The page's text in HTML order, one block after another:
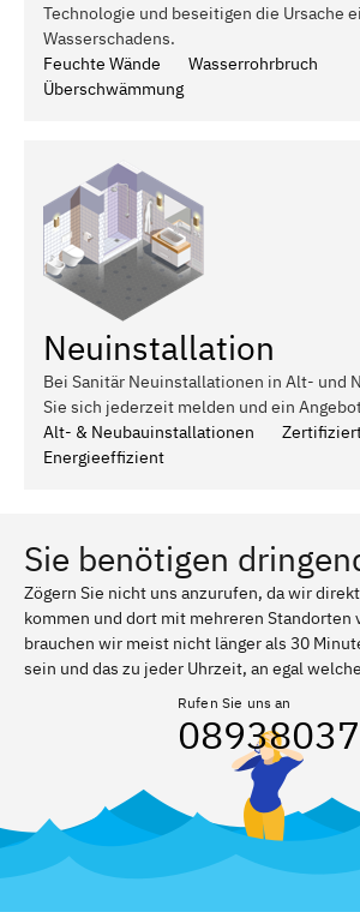
Technologie und beseitigen die Ursache
Wasserschadens.
Feuchte Wände
Wasserrohrbruch
Überschwämmung
Neuinstallation
Bei Sanitär Neuinstallationen in Alt- und
Sie sich jederzeit melden und ein
Alt- & Neubauinstallationen
Energieeffizient
Sie benötigen
Zögern Sie nicht uns anzurufen, da wir
kommen und dort mit mehreren Standorten
brauchen wir meist nicht länger als 30
sein und das zu jeder Uhrzeit, an egal
Rufen Sie uns an